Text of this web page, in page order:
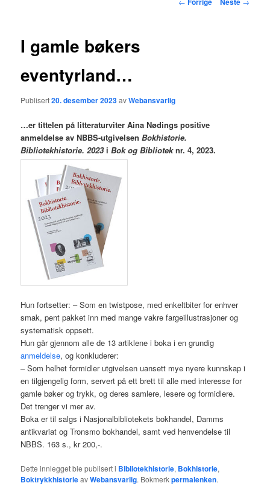
I gamle bøkers
eventyrland…
Publisert20. desember 2023avWebansvarlig
…er tittelen på litteraturviter Aina Nødings positive
anmeldelse av NBBS-utgivelsenBokhistorie.
Bibliotekhistorie. 2023iBok og Biblioteknr. 4, 2023.
Hun fortsetter: – Som en twistpose, med enkeltbiter for enhver
smak, pent pakket inn med mange vakre fargeillustrasjoner og
systematisk oppsett.
Hun går gjennom alle de 13 artiklene i boka i en grundig
anmeldelse, og konkluderer:
– Som helhet formidler utgivelsen uansett mye nyere kunnskap i
en tilgjengelig form, servert på ett brett til alle med interesse for
gamle bøker og trykk, og deres samlere, lesere og formidlere.
Det trenger vi mer av.
Boka er til salgs i Nasjonalbibliotekets bokhandel, Damms
antikvariat og Tronsmo bokhandel, samt ved henvendelse til
NBBS. 163 s., kr 200,-.
Dette innlegget ble publisert i Bibliotekhistorie, Bokhistorie,
BoktrykkhistorieavWebansvarlig. Bokmerkpermalenken.